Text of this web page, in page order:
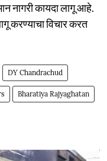
नागरी कायदा लागू आहे.
करण्याचा विचार करत
DY Chandrachud
Bharatiya Rajyaghatan